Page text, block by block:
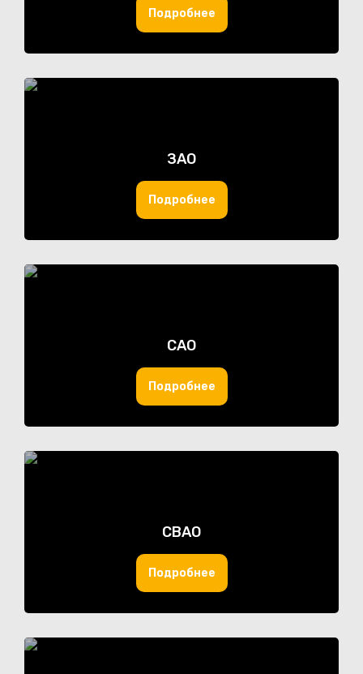
Подробнее
ЗАО
Подробнее
САО
Подробнее
СВАО
Подробнее